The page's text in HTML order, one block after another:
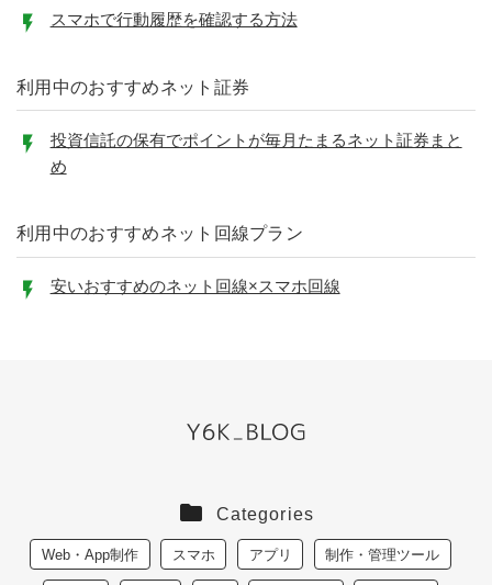
スマホで行動履歴を確認する方法
利用中のおすすめネット証券
投資信託の保有でポイントが毎月たまるネット証券まと
め
利用中のおすすめネット回線プラン
安いおすすめのネット回線×スマホ回線
Categories
Web・App制作 スマホ アプリ 制作・管理ツール